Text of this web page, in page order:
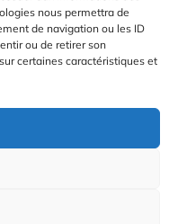
nous permettra de
de navigation ou les ID
ou de retirer son
certaines caractéristiques et
(aluminium,laiton…),
réalisation de circuits
(propriétaire)